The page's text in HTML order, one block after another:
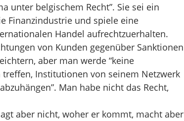
unter belgischem Recht”. Sie sei ein
Finanzindustrie und spiele eine
Handel aufrechtzuerhalten.
von Kunden gegenüber Sanktionen
aber man werde “keine
Institutionen von seinem Netzwerk
Man habe nicht das Recht,
aber nicht, woher er kommt, macht aber